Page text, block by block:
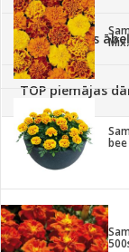
Piedāvājums
TOP piemājas
Mix
bee